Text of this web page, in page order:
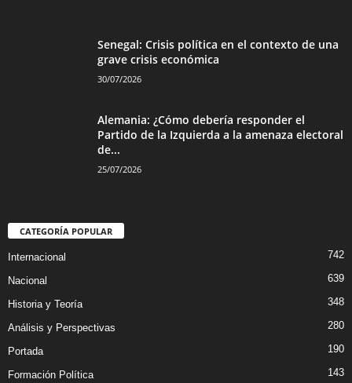
Senegal: Crisis política en el contexto de una
grave crisis económica
30/07/2026
Alemania: ¿Cómo debería responder el
Partido de la Izquierda a la amenaza electoral
de...
25/07/2026
CATEGORÍA POPULAR
Internacional 742
Nacional 639
Historia y Teoría 348
Análisis y Perspectivas 280
Portada 190
Formación Política 143